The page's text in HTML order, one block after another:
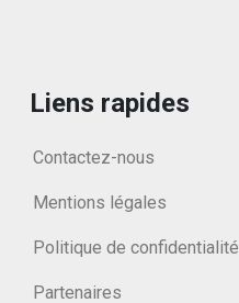
Liens rapides
Contactez-nous
Mentions légales
Politique de confidentialité
Partenaires